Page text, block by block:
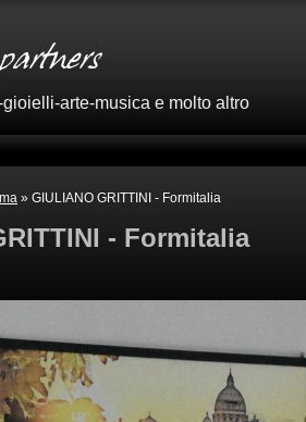
arte-musica e molto altro
» GIULIANO GRITTINI - Formitalia
- Formitalia